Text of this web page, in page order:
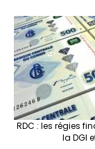
RDC : les régies
la DGI